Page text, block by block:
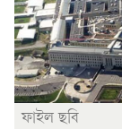
ফাইল ছবি